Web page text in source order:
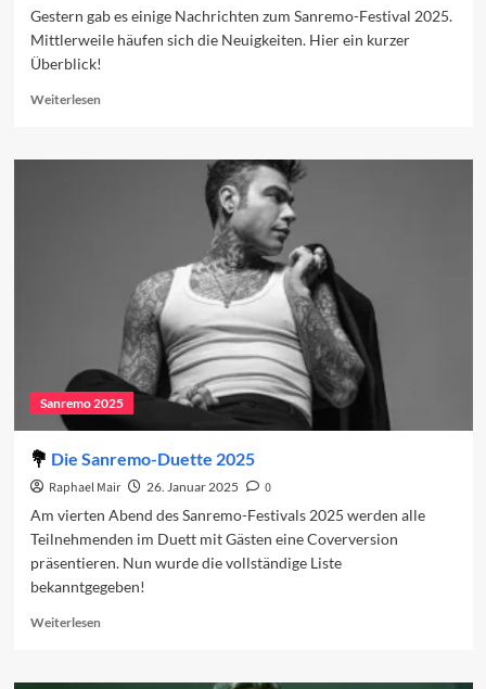
Gestern gab es einige Nachrichten zum Sanremo-Festival 2025.
Mittlerweile häufen sich die Neuigkeiten. Hier ein kurzer
Überblick!
WeiterlesenRead
Ein
Sanremo 2025
Die Sanremo-Duette 2025
Raphael Mair 26. Januar 2025
0
Am vierten Abend des Sanremo-Festivals 2025 werden alle
Teilnehmenden im Duett mit Gästen eine Coverversion
präsentieren. Nun wurde die vollständige Liste
bekanntgegeben!
WeiterlesenRead
Die